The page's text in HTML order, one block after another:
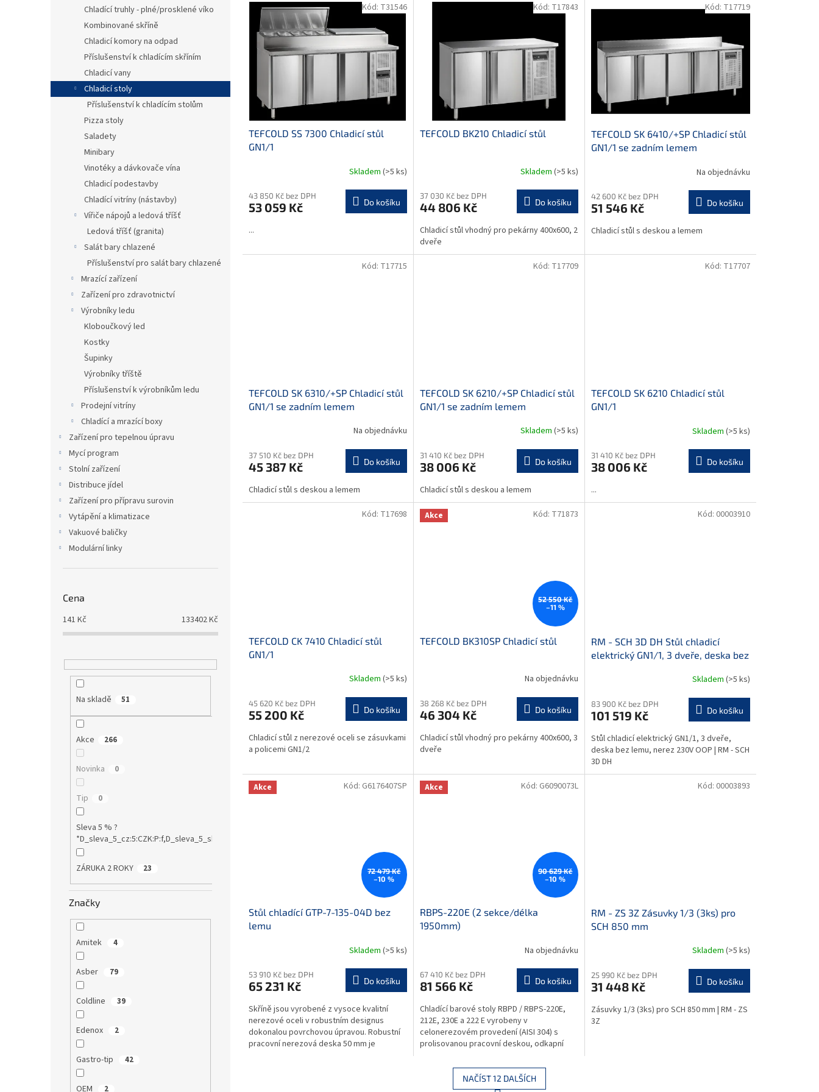
Chladící truhly - plné/prosklené víko
Kombinované skříně
Chladicí komory na odpad
Příslušenství k chladícím skříním
Chladicí vany
Chladicí stoly
Příslušenství k chladícím stolům
Pizza stoly
Saladety
Minibary
Vinotéky a dávkovače vína
Chladicí podestavby
Chladící vitríny (nástavby)
Vířiče nápojů a ledová tříšť
Ledová tříšť (granita)
Salát bary chlazené
Příslušenství pro salát bary chlazené
Mrazící zařízení
Zařízení pro zdravotnictví
Výrobníky ledu
Kloboučkový led
Kostky
Šupinky
Výrobníky tříště
Příslušenství k výrobníkům ledu
Prodejní vitríny
Chladící a mrazící boxy
Zařízení pro tepelnou úpravu
Mycí program
Stolní zařízení
Distribuce jídel
Zařízení pro přípravu surovin
Vytápění a klimatizace
Vakuové baličky
Modulární linky
Cena
141 Kč 133402Kč
Na skladě 51
Akce 266
Novinka 0
Tip 0
Sleva 5 % ?
*D_sleva_5_cz:5:CZK:P:f,D_sleva_5_sk:5:EUR:P:f!S1:0
ZÁRUKA 2 ROKY 23
Značky
Amitek 4
Asber 79
Coldline 39
Edenox 2
Gastro-tip 42
OEM 2
TEFCOLD SS 7300 Chladicí stůl
GN1/1
Skladem (>5 ks)
43 850 Kč bez DPH
53 059 Kč Do košíku
...
Kód: T31546
TEFCOLD BK210 Chladicí stůl
Skladem (>5 ks)
37 030 Kč bez DPH
44 806 Kč Do košíku
Chladicí stůl vhodný pro pekárny 400x600, 2
dveře
Kód: T17843
TEFCOLD SK 6410/+SP Chladicí stůl
GN1/1 se zadním lemem
Na objednávku
42 600 Kč bez DPH
51 546 Kč Do košíku
Chladicí stůl s deskou a lemem
Kód: T17719
TEFCOLD SK 6310/+SP Chladicí stůl
GN1/1 se zadním lemem
Na objednávku
37 510 Kč bez DPH
45 387 Kč Do košíku
Chladicí stůl s deskou a lemem
Kód: T17715
TEFCOLD SK 6210/+SP Chladicí stůl
GN1/1 se zadním lemem
Skladem (>5 ks)
31 410 Kč bez DPH
38 006 Kč Do košíku
Chladicí stůl s deskou a lemem
Kód: T17709
TEFCOLD SK 6210 Chladicí stůl
GN1/1
Skladem (>5 ks)
31 410 Kč bez DPH
38 006 Kč Do košíku
...
Kód: T17707
TEFCOLD CK 7410 Chladicí stůl
GN1/1
Skladem (>5 ks)
45 620 Kč bez DPH
55 200 Kč Do košíku
Chladicí stůl z nerezové oceli se zásuvkami
a policemi GN1/2
Kód: T17698 Akce
52 550 Kč
–11 %
TEFCOLD BK310SP Chladicí stůl
Na objednávku
38 268 Kč bez DPH
46 304 Kč Do košíku
Chladicí stůl vhodný pro pekárny 400x600, 3
dveře
Kód: T71873
RM - SCH 3D DH Stůl chladicí
elektrický GN1/1, 3 dveře, deska bez
Skladem (>5 ks)
83 900 Kč bez DPH
101 519 Kč Do košíku
Stůl chladicí elektrický GN1/1, 3 dveře,
deska bez lemu, nerez 230V OOP | RM - SCH
3D DH
Kód: 00003910
Akce
72 479 Kč
–10 %
Stůl chladící GTP-7-135-04D bez
lemu
Skladem (>5 ks)
53 910 Kč bez DPH
65 231 Kč Do košíku
Skříně jsou vyrobené z vysoce kvalitní
nerezové oceli v robustním designus
dokonalou povrchovou úpravou. Robustní
pracovní nerezová deska 50 mm je
Kód: G6176407SP Akce
90 629 Kč
–10 %
RBPS-220E (2 sekce/délka
1950mm)
Na objednávku
67 410 Kč bez DPH
81 566 Kč Do košíku
Chladící barové stoly RBPD / RBPS-220E,
212E, 230E a 222 E vyrobeny v
celonerezovém provedení (AISI 304) s
prolisovanou pracovní deskou, odkapní
Kód: G6090073L
RM - ZS 3Z Zásuvky 1/3 (3ks) pro
SCH 850 mm
Skladem (>5 ks)
25 990 Kč bez DPH
31 448 Kč Do košíku
Zásuvky 1/3 (3ks) pro SCH 850 mm | RM - ZS
3Z
Kód: 00003893
NAČÍST 12 DALŠÍCH